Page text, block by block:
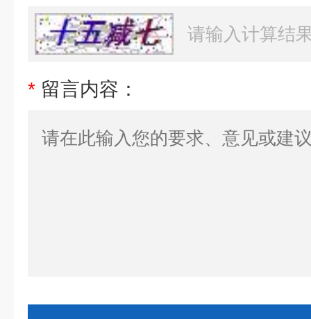
* 留言内容：